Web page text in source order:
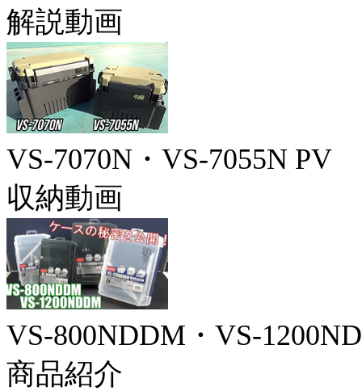
解説動画
VS-7070N・VS-7055N PV
収納動画
VS-800NDDM・VS-
商品紹介